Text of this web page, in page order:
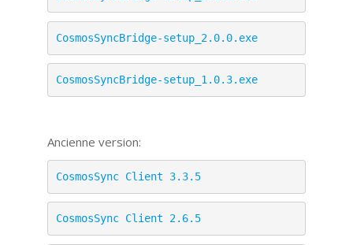
CosmosSyncBridge-setup_2.0.0.exe
CosmosSyncBridge-setup_1.0.3.exe
Ancienne version:
CosmosSync Client 3.3.5
CosmosSync Client 2.6.5